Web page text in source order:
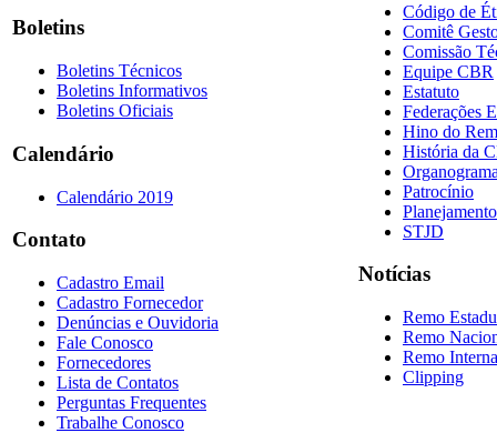
Boletins
Boletins Técnicos
Boletins Informativos
Boletins Oficiais
Calendário
Calendário 2019
Contato
Cadastro Email
Cadastro Fornecedor
Denúncias e Ouvidoria
Fale Conosco
Fornecedores
Lista de Contatos
Perguntas Frequentes
Trabalhe Conosco
Código de
Comitê
Comissão
Equipe CBR
Estatuto
Federações
Hino do
História da
Patrocínio
STJD
Notícias
Remo
Remo
Remo
Clipping